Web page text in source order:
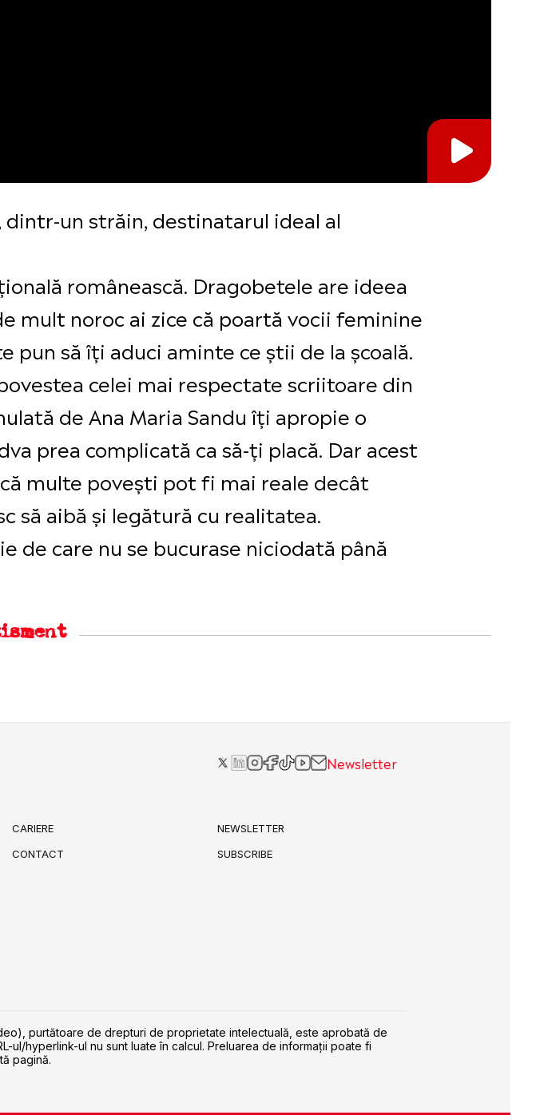
dintr-un străin, destinatarul ideal al
românească. Dragobetele are ideea
mult noroc ai zice că poartă vocii feminine
pun să îți aduci aminte ce știi de la școală.
celei mai respectate scriitoare din
de Ana Maria Sandu îți apropie o
prea complicată ca să-ți placă. Dar acest
multe povești pot fi mai reale decât
să aibă și legătură cu realitatea.
de care nu se bucurase niciodată până
Newsletter
CARIERE
CONTACT
NEWSLETTER
SUBSCRIBE
purtătoare de drepturi de proprietate intelectuală, este aprobată de
ul/hyperlink-ul nu sunt luate în calcul. Preluarea de informaţii poate fi
pagină.